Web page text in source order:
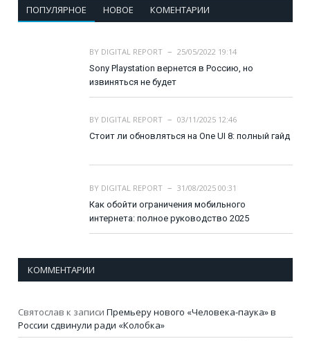
ПОПУЛЯРНОЕ НОВОЕ КОМЕНТАРИИ
BY DIGITAL REPORT
25/05/2022 19:14
Sony Playstation вернется в Россию, но
извиняться не будет
BY DIGITAL REPORT
03/11/2025 12:46
Стоит ли обновляться на One UI 8: полный гайд
BY DIGITAL REPORT
31/08/2025 00:31
Как обойти ограничения мобильного
интернета: полное руководство 2025
КОММЕНТАРИИ
Святослав к записи Премьеру нового «Человека-паука» в
России сдвинули ради «Колобка»